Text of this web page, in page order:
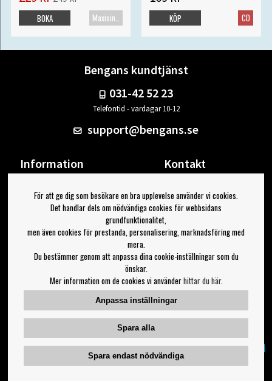
Maxisingel
BOKA CD
KÖP
Bengans kundtjänst
031-42 52 23
Telefontid - vardagar 10-12
support@bengans.se
Information
Om Bengans
FAQ / Köp- & Leveransvillkor
Kontakt
Din sida
Logga ut
Jag vill ha tips från Bengans
Inställningar för nyhetsbrev
För att ge dig som besökare en bra upplevelse använder vi cookies.
Det handlar dels om nödvändiga cookies för webbsidans
grundfunktionalitet,
men även cookies för prestanda, personalisering, marknadsföring med
mera.
Du bestämmer genom att anpassa dina cookie-inställningar som du
önskar.
Mer information om de cookies vi använderhittar du här.
Anpassa inställningar
Spara alla
Spara endast nödvändiga